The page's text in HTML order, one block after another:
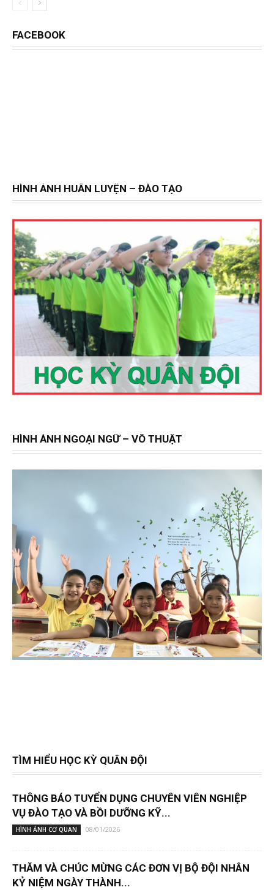
FACEBOOK
HÌNH ẢNH HUẤN LUYỆN – ĐÀO TẠO
HÌNH ẢNH NGOẠI NGỮ – VÕ THUẬT
TÌM HIỂU HỌC KỲ QUÂN ĐỘI
THÔNG BÁO TUYỂN DỤNG CHUYÊN VIÊN NGHIỆP
VỤ ĐÀO TẠO VÀ BỒI DƯỠNG KỸ...
HÌNH ẢNH CƠ QUAN 08/01/2026
THĂM VÀ CHÚC MỪNG CÁC ĐƠN VỊ BỘ ĐỘI NHÂN
KỶ NIỆM NGÀY THÀNH...